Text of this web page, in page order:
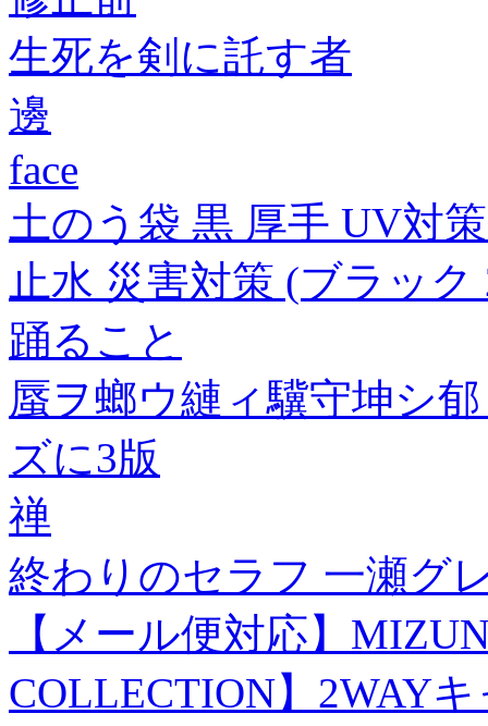
生死を剣に託す者
邊
face
土のう袋 黒 厚手 UV対
止水 災害対策 (ブラック
踊ること
蜃ヲ螂ウ縺ィ驥守坤シ
ズに3版
禅
終わりのセラフ 一瀬グ
【メール便対応】
COLLECTION】2WAY